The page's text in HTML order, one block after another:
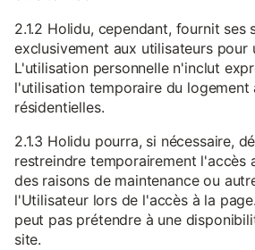
2.1.2 Holidu, cependant, fournit ses
exclusivement aux utilisateurs pour
L'utilisation personnelle n'inclut
l'utilisation temporaire du logement
résidentielles.
2.1.3 Holidu pourra, si nécessaire,
restreindre temporairement l'accès
des raisons de maintenance ou
l'Utilisateur lors de l'accès à la
peut pas prétendre à une
site.